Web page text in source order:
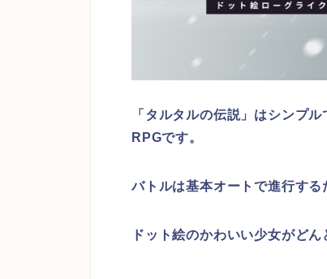
「タルタルの伝説」はシンプ
RPGです。
バトルは基本オートで進行する
ドット絵のかわいい少女がど